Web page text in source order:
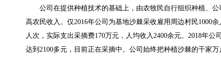
公司在提供种植技术的基础上，由农牧民自行组织种植、公
高农民收入。仅2016年公司为基地沙棘采收雇用周边村民1000
人次，实际支出采摘费170万元，人均收入2400余元。2018年
达到2100多元，目前正在采摘中。公司始终把种植沙棘的千家